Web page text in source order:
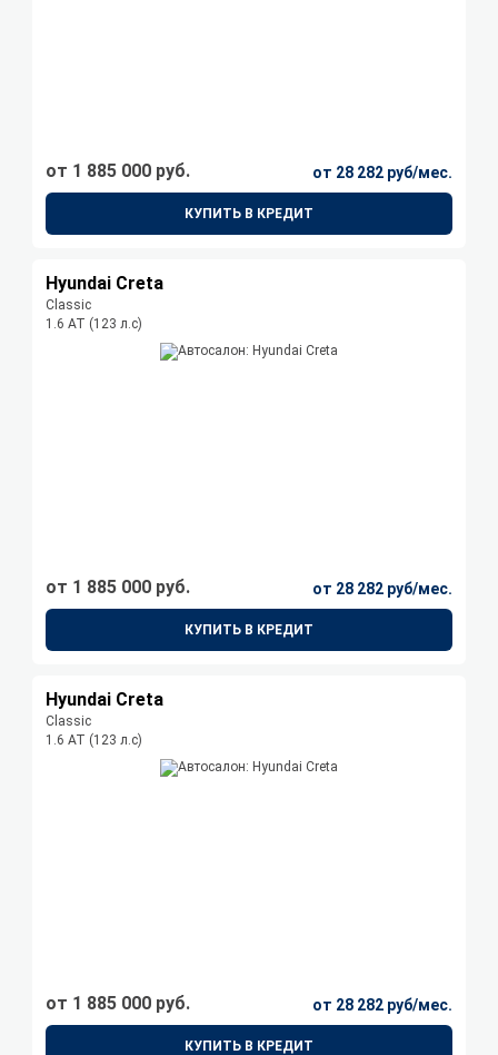
от 1 885 000 руб. от 28 282 руб/мес.
КУПИТЬ В КРЕДИТ
Hyundai Creta
Classic
1.6 АТ (123 л.с)
от 1 885 000 руб. от 28 282 руб/мес.
КУПИТЬ В КРЕДИТ
Hyundai Creta
Classic
1.6 АТ (123 л.с)
от 1 885 000 руб. от 28 282 руб/мес.
КУПИТЬ В КРЕДИТ